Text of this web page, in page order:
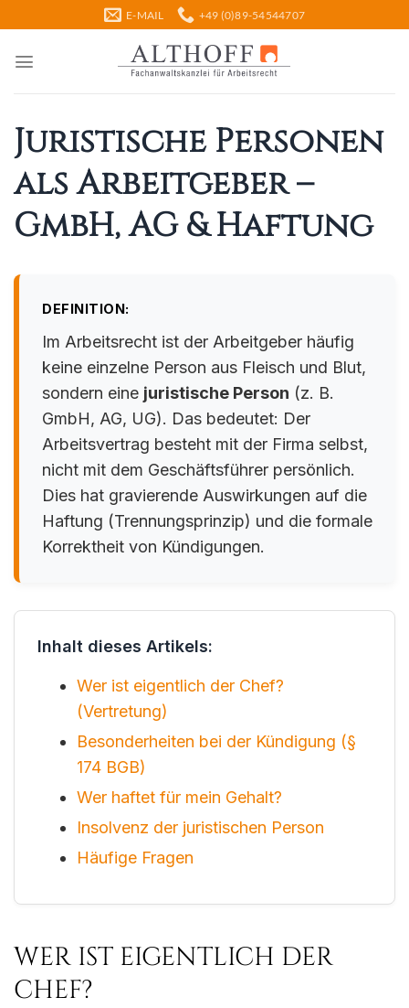
Inhalt
springen
E-MAIL +49 (0)89-54544707
Juristische Personen
als Arbeitgeber –
GmbH, AG & Haftung
DEFINITION:
Im Arbeitsrecht ist der Arbeitgeber häufig
keine einzelne Person aus Fleisch und Blut,
sondern eine juristische Person (z. B.
GmbH, AG, UG). Das bedeutet: Der
Arbeitsvertrag besteht mit der Firma selbst,
nicht mit dem Geschäftsführer persönlich.
Dies hat gravierende Auswirkungen auf die
Haftung (Trennungsprinzip) und die formale
Korrektheit von Kündigungen.
Inhalt dieses Artikels:
Wer ist eigentlich der Chef?
(Vertretung)
Besonderheiten bei der Kündigung (§
174 BGB)
Wer haftet für mein Gehalt?
Insolvenz der juristischen Person
Häufige Fragen
WER IST EIGENTLICH DER
CHEF?